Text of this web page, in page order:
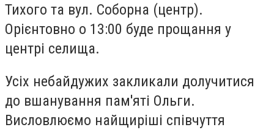
Тихого та вул. Соборна (центр).
Орієнтовно о 13:00 буде прощання у
центрі селища.
Усіх небайдужих закликали долучитися
до вшанування пам'яті Ольги.
Висловлюємо найщиріші співчуття